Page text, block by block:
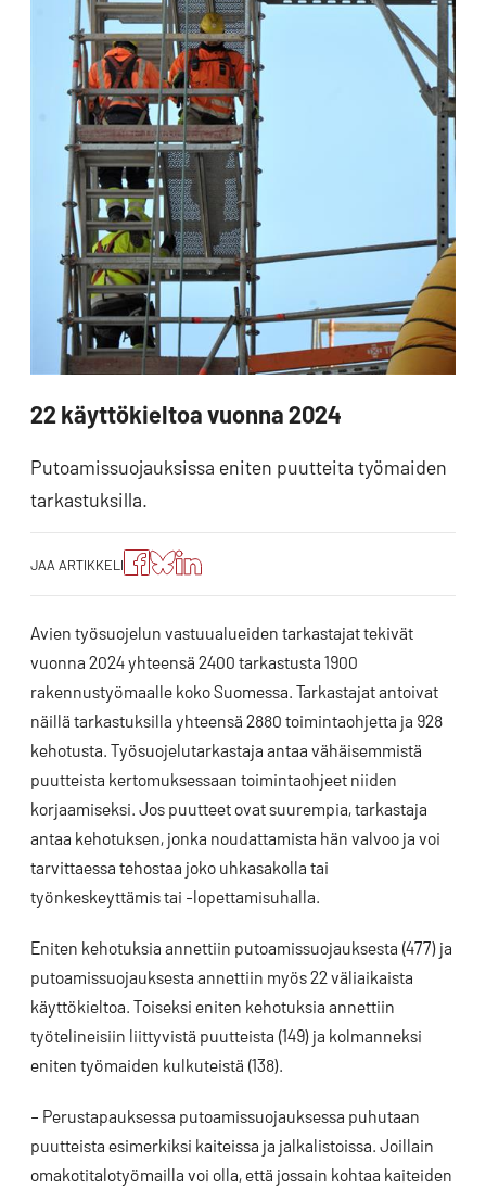
22 käyttökieltoa vuonna 2024
Putoamissuojauksissa eniten puutteita työmaiden
tarkastuksilla.
JAA ARTIKKELI
Jaa
artikkeli
Facebookissa
Jaa
artikkeli
Blueskyssa
Jako:
Jaa
artikkeli
Avien työsuojelun vastuualueiden tarkastajat tekivät
vuonna 2024 yhteensä 2400 tarkastusta 1900
rakennustyömaalle koko Suomessa. Tarkastajat antoivat
näillä tarkastuksilla yhteensä 2880 toimintaohjetta ja 928
kehotusta. Työsuojelutarkastaja antaa vähäisemmistä
puutteista kertomuksessaan toimintaohjeet niiden
korjaamiseksi. Jos puutteet ovat suurempia, tarkastaja
antaa kehotuksen, jonka noudattamista hän valvoo ja voi
tarvittaessa tehostaa joko uhkasakolla tai
työnkeskeyttämis tai -lopettamisuhalla.
Eniten kehotuksia annettiin putoamissuojauksesta (477) ja
putoamissuojauksesta annettiin myös 22 väliaikaista
käyttökieltoa. Toiseksi eniten kehotuksia annettiin
työtelineisiin liittyvistä puutteista (149) ja kolmanneksi
eniten työmaiden kulkuteistä (138).
– Perustapauksessa putoamissuojauksessa puhutaan
puutteista esimerkiksi kaiteissa ja jalkalistoissa. Joillain
omakotitalotyömailla voi olla, että jossain kohtaa kaiteiden